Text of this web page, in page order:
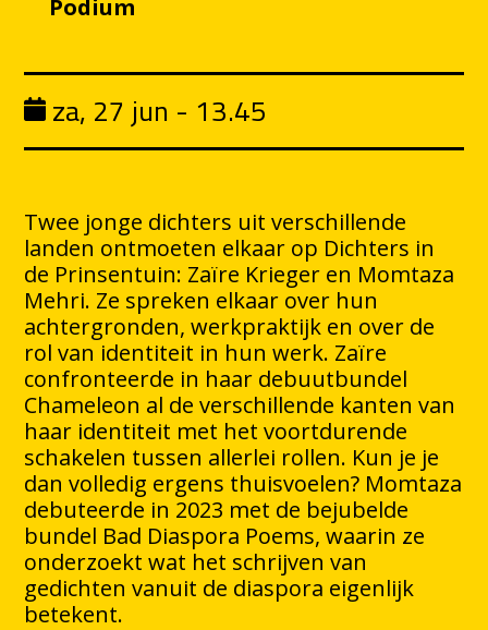
Podium
za, 27 jun - 13.45
Twee jonge dichters uit verschillende
landen ontmoeten elkaar op Dichters in
de Prinsentuin: Zaïre Krieger en Momtaza
Mehri. Ze spreken elkaar over hun
achtergronden, werkpraktijk en over de
rol van identiteit in hun werk. Zaïre
confronteerde in haar debuutbundel
Chameleon al de verschillende kanten van
haar identiteit met het voortdurende
schakelen tussen allerlei rollen. Kun je je
dan volledig ergens thuisvoelen? Momtaza
debuteerde in 2023 met de bejubelde
bundel Bad Diaspora Poems, waarin ze
onderzoekt wat het schrijven van
gedichten vanuit de diaspora eigenlijk
betekent.